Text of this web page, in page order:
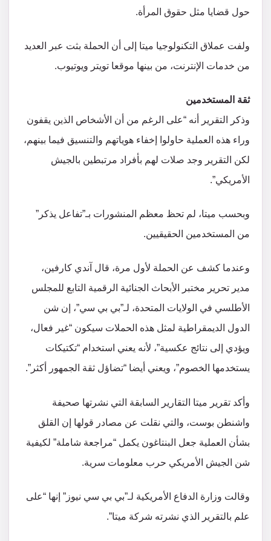
حول قضايا مثل حقوق المرأة.
ولفت عملاق التكنولوجيا ميتا إلى أن الحملة بثت عبر العديد
من خدمات الإنترنت، من بينها موقعا تويتر ويوتيوب.
ثقة المستخدمين
وذكر التقرير أنه “على الرغم من أن الأشخاص الذين يقفون
وراء هذه العملية حاولوا إخفاء هوياتهم والتنسيق فيما بينهم،
لكن التقرير وجد صلات لهم بأفراد مرتبطين بالجيش
الأمريكي”.
وبحسب ميتا، لم تحظ معظم المنشورات بـ”تفاعل يذكر”
من المستخدمين الحقيقيين.
وعندما كشف عن الحملة لأول مرة، قال آندي كارفين،
مدير تحرير مختبر الأبحاث الجنائية الرقمية التابع للمجلس
الأطلسي في الولايات المتحدة، لـ”بي بي سي”، إن شن
الدول الديمقراطية لمثل هذه الحملات سيكون “غير فعال،
ويؤدي إلى نتائج عكسية”، لأنه يعني استخدام “تكتيكات
يستخدمها الخصوم”، ويعني أيضا “تضاؤل ثقة الجمهور أكثر”.
وأكد تقرير ميتا التقارير السابقة التي نشرتها صحيفة
واشنطن بوست، والتي نقلت عن مصادر قولها إن القلق
بشأن العملية جعل البنتاغون يكمل “مراجعة شاملة” لكيفية
شن الجيش الأمريكي حرب معلومات سرية.
وقالت وزارة الدفاع الأمريكية لـ”بي بي سي نيوز” إنها “على
علم بالتقرير الذي نشرته شركة ميتا”.